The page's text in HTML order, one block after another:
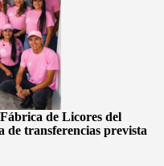
Fábrica de Licores del
de transferencias prevista